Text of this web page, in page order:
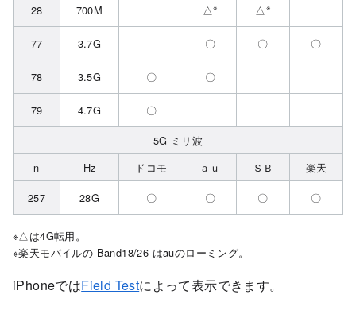
28 700M △※ △ ※
77 3.7G 〇 〇 〇
78 3.5G 〇 〇
79 4.7G
〇
5G ミリ波
n
Hz ドコモ ａｕ ＳＢ
楽天
257
28G 〇 〇 〇 〇
△は4G転用。
楽天モバイルの Band18/26 はauのローミング。
iPhoneではField Testによって表示できます。